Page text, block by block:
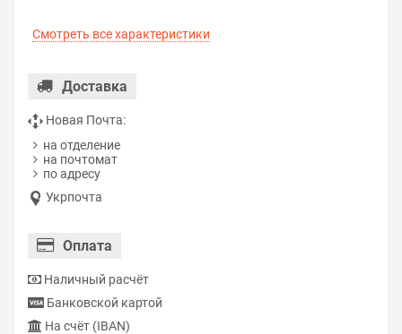
Смотреть все характеристики
Доставка
Новая Почта:
на отделение
на почтомат
по адресу
Укрпочта
Оплата
Наличный расчёт
Банковской картой
На счёт (IBAN)